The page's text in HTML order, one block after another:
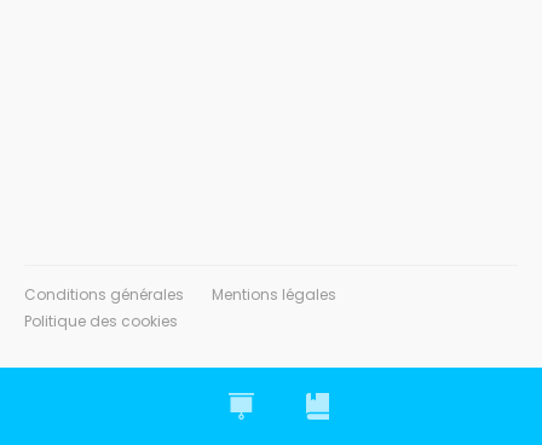
Conditions générales
Mentions légales
Politique des cookies